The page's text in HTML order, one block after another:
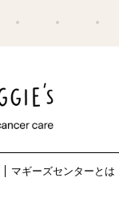
マギーズセンターとは